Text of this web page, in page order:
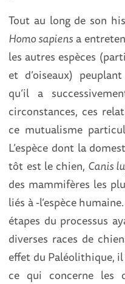
Tout au long de son
Homo sapiensa
les autres espèces
et d’oiseaux)
qu’il a
circonstances, ces
ce mutualisme
L’espèce dont la
tôt est le chien, Canis
des mammifères les
liés à -l’espèce
étapes du processus
diverses races de
effet du Paléolithique,
ce qui concerne les